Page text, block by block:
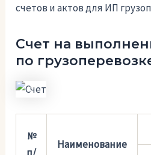
счетов и актов для ИП
Счет на
по
№
Наименование